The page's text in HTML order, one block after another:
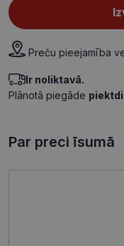
Preču pieejamība
Ir noliktavā.
Plānotā piegāde
Par preci īsumā